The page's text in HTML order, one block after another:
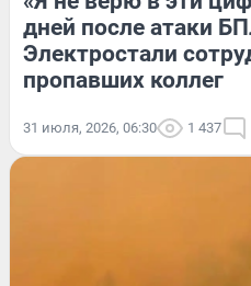
дней после атаки
Электростали
пропавших коллег
31 июля, 2026, 06:30 1 437